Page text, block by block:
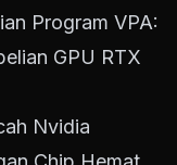
Program VPA:
GPU RTX
Nvidia